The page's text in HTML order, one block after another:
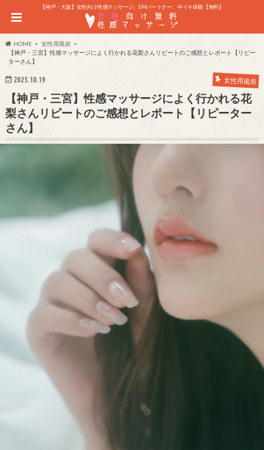
【神戸・大阪】女性向け性感マッサージ、SMパートナー、中イキ体験【無料】
HOME
女性用風俗
【神戸・三宮】性感マッサージによく行かれる花梨さんリピートのご感想とレポート【リピー
ターさん】
2025.10.19 女性用風俗
【神戸・三宮】性感マッサージによく行かれる花
梨さんリピートのご感想とレポート【リピーター
さん】